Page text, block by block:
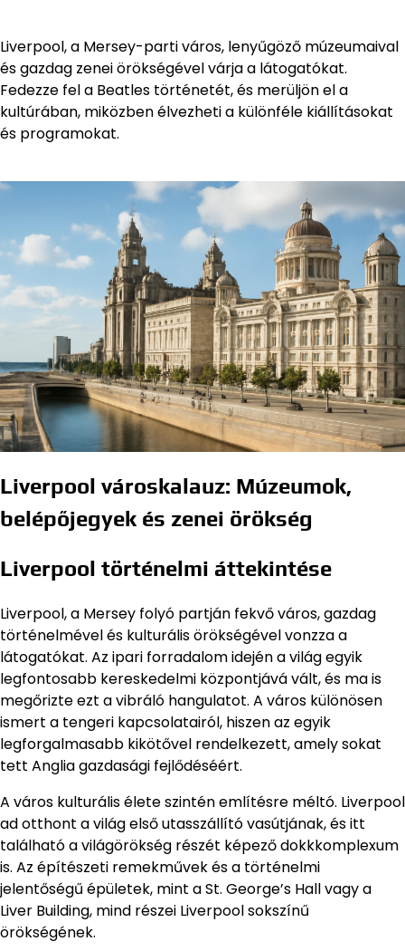
Liverpool, a Mersey-parti város, lenyűgöző múzeumaival
és gazdag zenei örökségével várja a látogatókat.
Fedezze fel a Beatles történetét, és merüljön el a
kultúrában, miközben élvezheti a különféle kiállításokat
és programokat.
Liverpool városkalauz: Múzeumok,
belépőjegyek és zenei örökség
Liverpool történelmi áttekintése
Liverpool, a Mersey folyó partján fekvő város, gazdag
történelmével és kulturális örökségével vonzza a
látogatókat. Az ipari forradalom idején a világ egyik
legfontosabb kereskedelmi központjává vált, és ma is
megőrizte ezt a vibráló hangulatot. A város különösen
ismert a tengeri kapcsolatairól, hiszen az egyik
legforgalmasabb kikötővel rendelkezett, amely sokat
tett Anglia gazdasági fejlődéséért.
A város kulturális élete szintén említésre méltó. Liverpool
ad otthont a világ első utasszállító vasútjának, és itt
található a világörökség részét képező dokkkomplexum
is. Az építészeti remekművek és a történelmi
jelentőségű épületek, mint a St. George’s Hall vagy a
Liver Building, mind részei Liverpool sokszínű
örökségének.